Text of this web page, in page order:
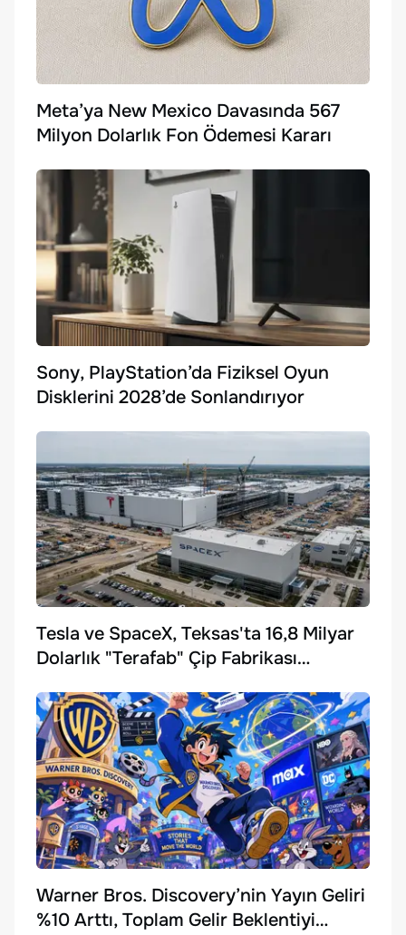
Meta’ya New Mexico Davasında 567
Milyon Dolarlık Fon Ödemesi Kararı
Sony, PlayStation’da Fiziksel Oyun
Disklerini 2028’de Sonlandırıyor
Tesla ve SpaceX, Teksas'ta 16,8 Milyar
Dolarlık "Terafab" Çip Fabrikası
Warner Bros. Discovery’nin Yayın Geliri
%10 Arttı, Toplam Gelir Beklentiyi